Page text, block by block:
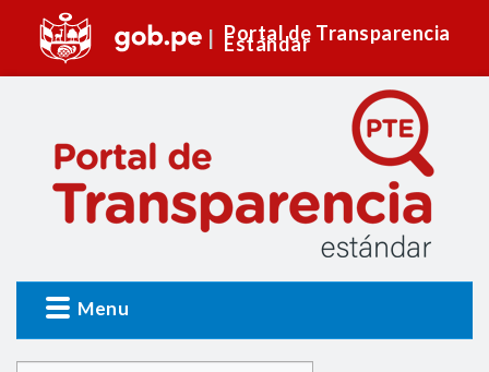
Portal de Transparencia
Estándar
Menu